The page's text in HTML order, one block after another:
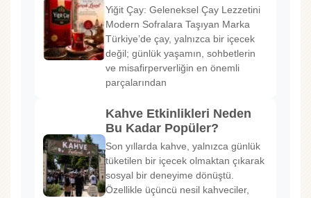
Yiğit Çay: Geleneksel Çay Lezzetini
Modern Sofralara Taşıyan Marka
Türkiye’de çay, yalnızca bir içecek
değil; günlük yaşamın, sohbetlerin
ve misafirperverliğin en önemli
parçalarından
Kahve Etkinlikleri Neden
Bu Kadar Popüler?
Son yıllarda kahve, yalnızca günlük
tüketilen bir içecek olmaktan çıkarak
sosyal bir deneyime dönüştü.
Özellikle üçüncü nesil kahveciler,